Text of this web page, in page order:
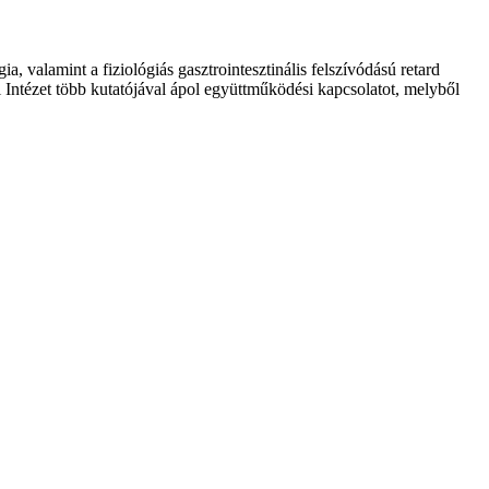
valamint a fiziológiás gasztrointesztinális felszívódású retard
több kutatójával ápol együttműködési kapcsolatot, melyből